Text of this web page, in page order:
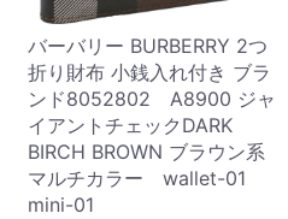
バーバリー BURBERRY 2つ
折り財布 小銭入れ付き ブラ
ンド8052802 A8900 ジャ
イアントチェックDARK
BIRCH BROWN ブラウン系
マルチカラー wallet-01
mini-01